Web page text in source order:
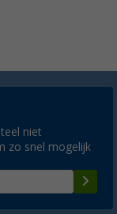
niet
zo snel mogelijk